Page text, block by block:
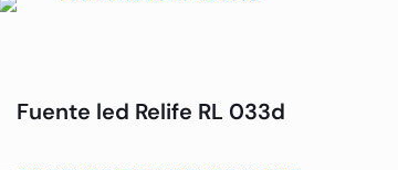
Fuente led Relife RL 033d